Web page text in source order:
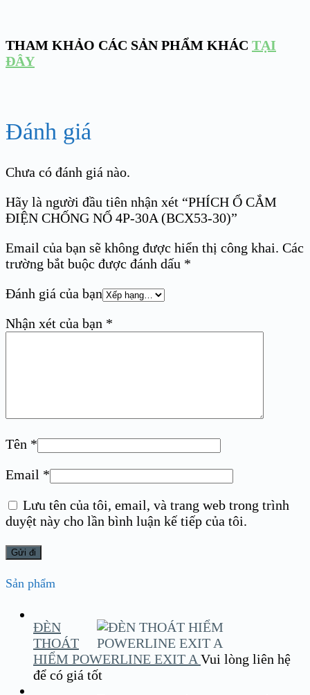
THAM KHẢO CÁC SẢN PHẨM KHÁC TẠI
ĐÂY
Đánh giá
Chưa có đánh giá nào.
Hãy là người đầu tiên nhận xét “PHÍCH Ổ CẮM
ĐIỆN CHỐNG NỔ 4P-30A (BCX53-30)”
Email của bạn sẽ không được hiển thị công khai. Các
trường bắt buộc được đánh dấu *
Đánh giá của bạn
Nhận xét của bạn *
Tên *
Email *
Lưu tên của tôi, email, và trang web trong trình
duyệt này cho lần bình luận kế tiếp của tôi.
Sản phẩm
ĐÈN
THOÁT
HIỂM POWERLINE EXIT A Vui lòng liên hệ
để có giá tốt